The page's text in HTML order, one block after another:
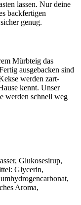
lassen. Nur deine
backfertigen
genug.
Mürbteig das
ausgebacken sind
werden zart-
kennt. Unser
werden schnell weg
Glukosesirup,
Glycerin,
Aroma,